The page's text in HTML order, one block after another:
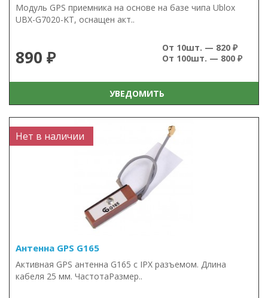
Модуль GPS приемника на основе на базе чипа Ublox
UBX-G7020-KT, оснащен акт..
890 ₽
От 10шт. — 820 ₽
От 100шт. — 800 ₽
УВЕДОМИТЬ
Нет в наличии
Антенна GPS G165
Активная GPS антенна G165 с IPX разъемом. Длина
кабеля 25 мм. ЧастотаРазмер..